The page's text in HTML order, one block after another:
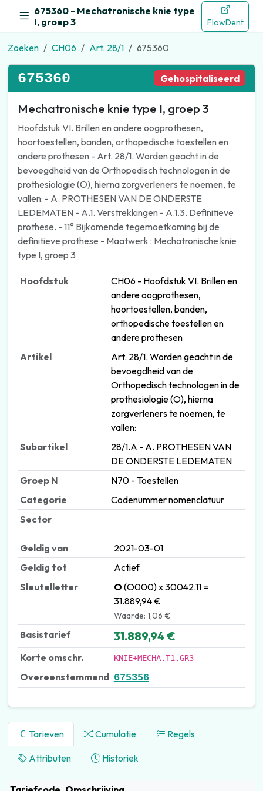
675360 - Mechatronische knie type
I, groep 3
FlowDent
Zoeken CH06 Art. 28/1 675360
675360 Gehospitaliseerd
Mechatronische knie type I, groep 3
Hoofdstuk VI. Brillen en andere oogprothesen,
hoortoestellen, banden, orthopedische toestellen en
andere prothesen - Art. 28/1. Worden geacht in de
bevoegdheid van de Orthopedisch technologen in de
prothesiologie (O), hierna zorgverleners te noemen, te
vallen: - A. PROTHESEN VAN DE ONDERSTE
LEDEMATEN - A.1. Verstrekkingen - A.1.3. Definitieve
prothese. - 11° Bijkomende tegemoetkoming bij de
definitieve prothese - Maatwerk : Mechatronische knie
type I, groep 3
Hoofdstuk
CH06 - Hoofdstuk VI. Brillen en
andere oogprothesen,
hoortoestellen, banden,
orthopedische toestellen en
andere prothesen
Artikel
Art. 28/1. Worden geacht in de
bevoegdheid van de
Orthopedisch technologen in de
prothesiologie (O), hierna
zorgverleners te noemen, te
vallen:
Subartikel
28/1.A - A. PROTHESEN VAN
DE ONDERSTE LEDEMATEN
Groep N
N70 - Toestellen
Categorie
Codenummer nomenclatuur
Sector
Geldig van
2021-03-01
Geldig tot
Actief
Sleutelletter
O (O000) x 30042.11 =
31.889,94 €
Waarde: 1,06 €
Basistarief 31.889,94 €
Korte omschr. KNIE+MECHA.T1.GR3
Overeenstemmend 675356
Tarieven Cumulatie Regels
Attributen Historiek